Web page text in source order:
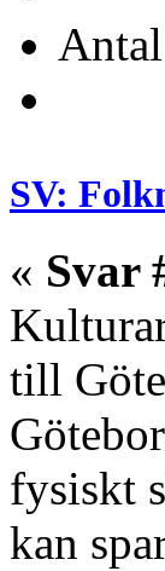
SV:
« Svar
till
fysiskt
kan